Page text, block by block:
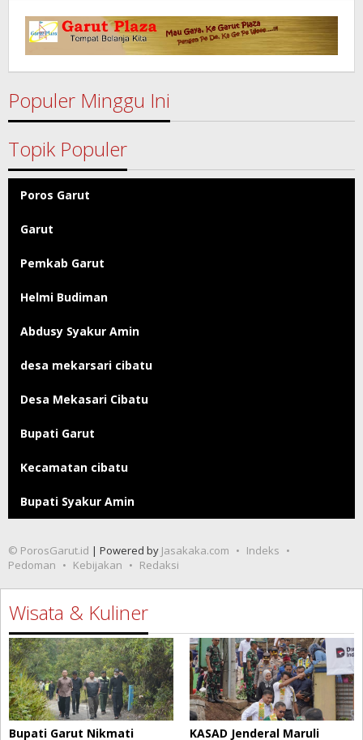
Garut
Populer Minggu Ini
Topik Populer
Poros Garut
Garut
Pemkab Garut
Helmi Budiman
Abdusy Syakur Amin
desa mekarsari cibatu
Desa Mekasari Cibatu
Bupati Garut
Kecamatan cibatu
Bupati Syakur Amin
© PorosGarut.id | Powered by Jasakaka.com
Indeks
Pedoman
Kebijakan Redaksi
Wisata & Kuliner
Bupati Garut Nikmati KASAD Jenderal Maruli